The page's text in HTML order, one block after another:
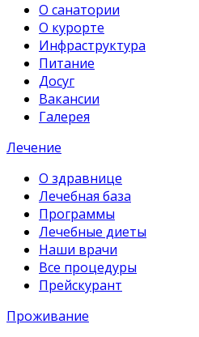
О санатории
О курорте
Инфраструктура
Питание
Досуг
Вакансии
Галерея
Лечение
О здравнице
Лечебная база
Программы
Лечебные диеты
Наши врачи
Все процедуры
Прейскурант
Проживание